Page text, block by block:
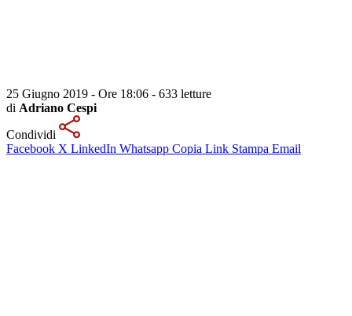
25 Giugno 2019 - Ore 18:06 - 633 letture
di Adriano Cespi
Condividi
Facebook X LinkedIn Whatsapp Copia Link Stampa Email